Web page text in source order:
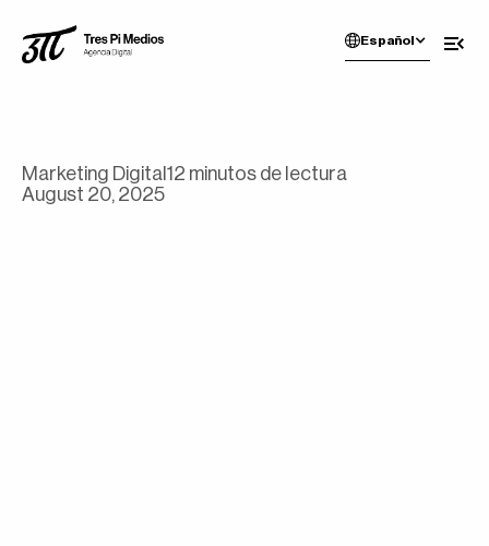
Español
Marketing Digital 12 minutos de lectura
August 20, 2025